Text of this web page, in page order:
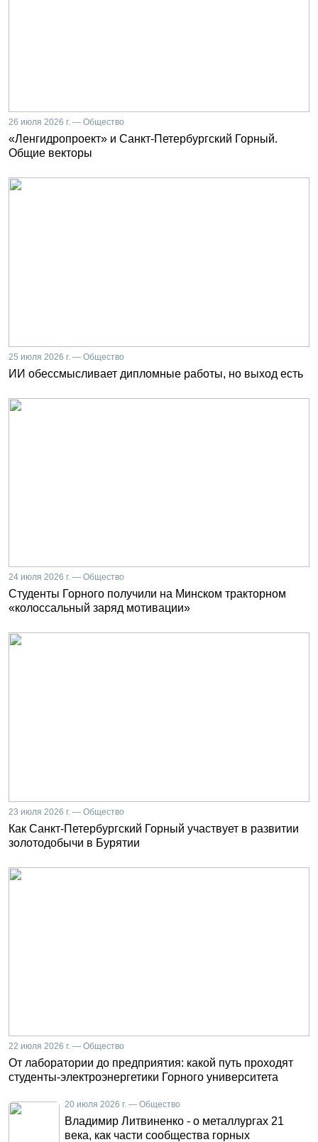
26 июля 2026 г. — Общество
«Ленгидропроект» и Санкт-Петербургский Горный.
Общие векторы
25 июля 2026 г. — Общество
ИИ обессмысливает дипломные работы, но выход есть
24 июля 2026 г. — Общество
Студенты Горного получили на Минском тракторном
«колоссальный заряд мотивации»
23 июля 2026 г. — Общество
Как Санкт-Петербургский Горный участвует в развитии
золотодобычи в Бурятии
22 июля 2026 г. — Общество
От лаборатории до предприятия: какой путь проходят
студенты-электроэнергетики Горного университета
20 июля 2026 г. — Общество
Владимир Литвиненко - о металлургах 21
века, как части сообщества горных